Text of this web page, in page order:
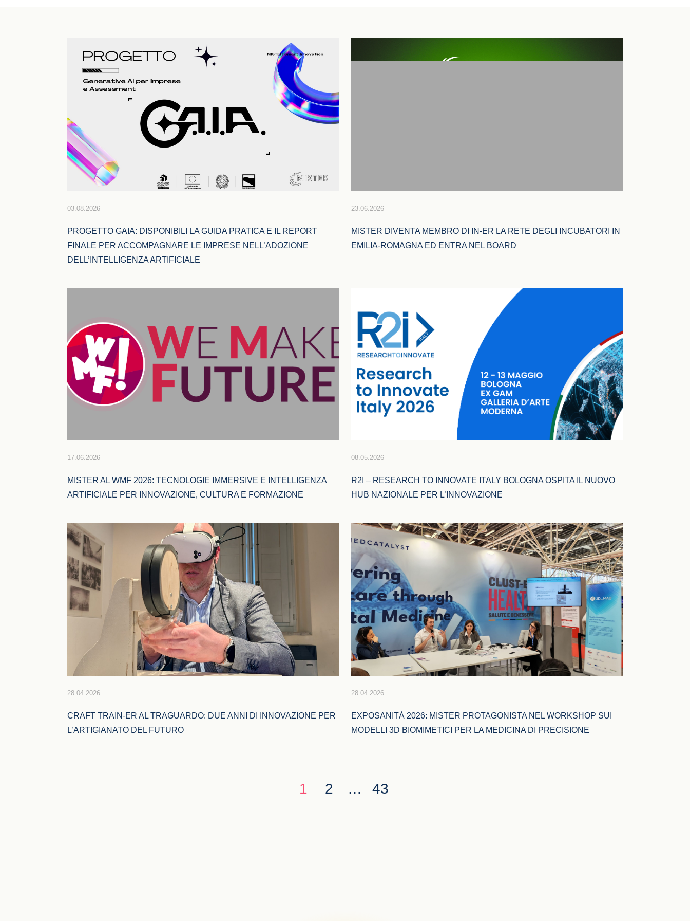
03.08.2026
PROGETTO GAIA: DISPONIBILI LA GUIDA PRATICA E IL REPORT
FINALE PER ACCOMPAGNARE LE IMPRESE NELL’ADOZIONE
DELL’INTELLIGENZA ARTIFICIALE
23.06.2026
MISTER DIVENTA MEMBRO DI IN-ER LA RETE DEGLI INCUBATORI IN
EMILIA-ROMAGNA ED ENTRA NEL BOARD
17.06.2026
MISTER AL WMF 2026: TECNOLOGIE IMMERSIVE E INTELLIGENZA
ARTIFICIALE PER INNOVAZIONE, CULTURA E FORMAZIONE
08.05.2026
R2I – RESEARCH TO INNOVATE ITALY BOLOGNA OSPITA IL NUOVO
HUB NAZIONALE PER L’INNOVAZIONE
28.04.2026
CRAFT TRAIN-ER AL TRAGUARDO: DUE ANNI DI INNOVAZIONE PER
L’ARTIGIANATO DEL FUTURO
28.04.2026
EXPOSANITÀ 2026: MISTER PROTAGONISTA NEL WORKSHOP SUI
MODELLI 3D BIOMIMETICI PER LA MEDICINA DI PRECISIONE
1 2 … 43